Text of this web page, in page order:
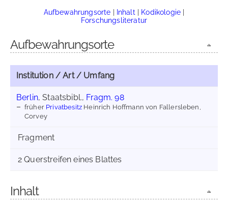
Aufbewahrungsorte | Inhalt | Kodikologie |
Forschungsliteratur
Aufbewahrungsorte
Institution / Art / Umfang
Berlin, Staatsbibl., Fragm. 98
früher Privatbesitz Heinrich Hoffmann von Fallersleben,
Corvey
Fragment
2 Querstreifen eines Blattes
Inhalt